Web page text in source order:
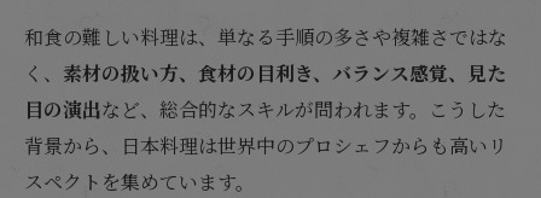
和食の難しい料理は、単なる手順の多さや複雑さではな
く、 素材の扱い方、食材の目利き、バランス感覚、見た
目の演出など、総合的なスキルが問われます。こうした
背景から、日本料理は世界中のプロシェフからも高いリ
スペクトを集めています。